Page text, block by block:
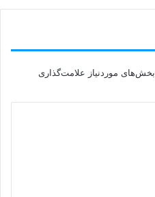
بخش‌های موردنیاز علامت‌گذاری